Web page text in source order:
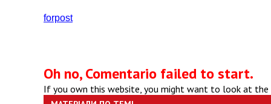
forpost
Oh no, Comentario failed to start.
If you own this website, you might want to look at